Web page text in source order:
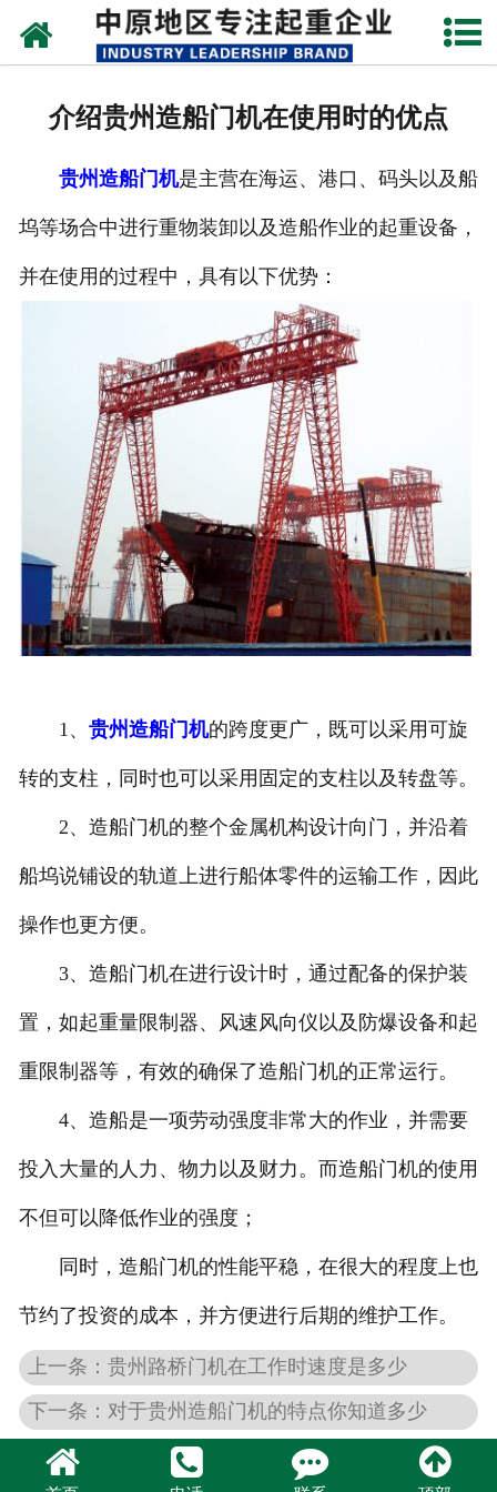
网站首页
企业视频
成功案例
联系我们
介绍贵州造船门机在使用时的优点
贵州造船门机是主营在海运、港口、码头以及船
坞等场合中进行重物装卸以及造船作业的起重设备，
并在使用的过程中，具有以下优势：
1、 贵州造船门机的跨度更广，既可以采用可旋
转的支柱，同时也可以采用固定的支柱以及转盘等。
2、造船门机的整个金属机构设计向门，并沿着
船坞说铺设的轨道上进行船体零件的运输工作，因此
操作也更方便。
3、造船门机在进行设计时，通过配备的保护装
置，如起重量限制器、风速风向仪以及防爆设备和起
重限制器等，有效的确保了造船门机的正常运行。
4、造船是一项劳动强度非常大的作业，并需要
投入大量的人力、物力以及财力。而造船门机的使用
不但可以降低作业的强度；
同时，造船门机的性能平稳，在很大的程度上也
节约了投资的成本，并方便进行后期的维护工作。
上一条：贵州路桥门机在工作时速度是多少
下一条：对于贵州造船门机的特点你知道多少